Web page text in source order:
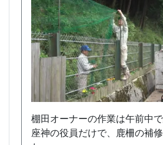
棚田オーナーの作業は午前中
座神の役員だけで、鹿柵の補